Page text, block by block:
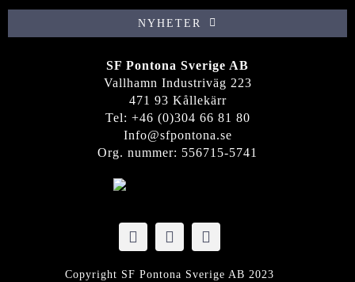
NYHETER
SF Pontona Sverige AB
Vallhamn Industriväg 223
471 93 Kållekärr
Tel: +46 (0)304 66 81 80
Info@sfpontona.se
Org. nummer: 556715-5741
Copyright SF Pontona Sverige AB 2023